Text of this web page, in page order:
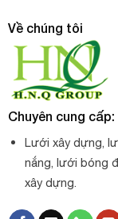
Về chúng tôi
Chuyên cung cấp:
Lưới xây dựng,
nắng, lưới bóng
xây dựng.